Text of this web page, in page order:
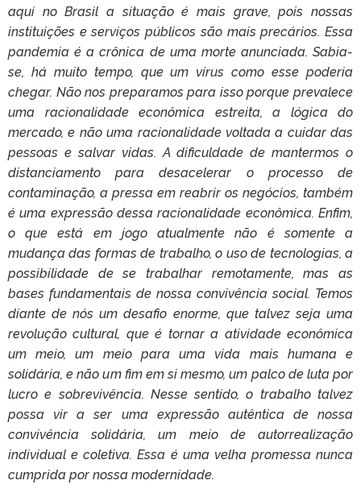
aqui no Brasil a situação é mais grave, pois nossas
instituições e serviços públicos são mais precários. Essa
pandemia é a crônica de uma morte anunciada. Sabia-
se, há muito tempo, que um vírus como esse poderia
chegar. Não nos preparamos para isso porque prevalece
uma racionalidade econômica estreita, a lógica do
mercado, e não uma racionalidade voltada a cuidar das
pessoas e salvar vidas. A dificuldade de mantermos o
distanciamento para desacelerar o processo de
contaminação, a pressa em reabrir os negócios, também
é uma expressão dessa racionalidade econômica. Enfim,
o que está em jogo atualmente não é somente a
mudança das formas de trabalho, o uso de tecnologias, a
possibilidade de se trabalhar remotamente, mas as
bases fundamentais de nossa convivência social. Temos
diante de nós um desafio enorme, que talvez seja uma
revolução cultural, que é tornar a atividade econômica
um meio, um meio para uma vida mais humana e
solidária, e não um fim em si mesmo, um palco de luta por
lucro e sobrevivência. Nesse sentido, o trabalho talvez
possa vir a ser uma expressão autêntica de nossa
convivência solidária, um meio de autorrealização
individual e coletiva. Essa é uma velha promessa nunca
cumprida por nossa modernidade.